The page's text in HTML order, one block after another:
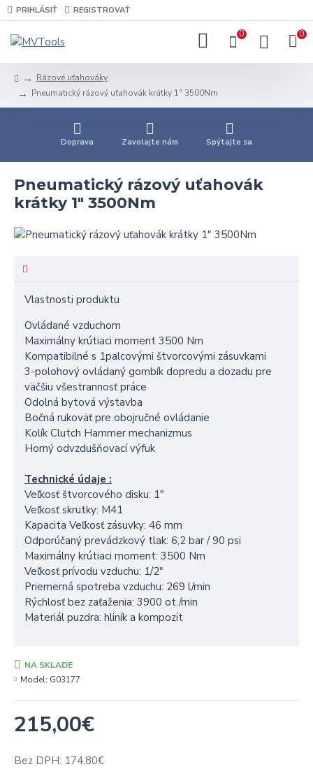
PRIHLÁSIŤ REGISTROVAŤ
0 0
Rázové uťahováky
Pneumatický rázový uťahovák krátky 1" 3500Nm
Doprava Zavolajte nám Spýtajte sa
Pneumatický rázový uťahovák
krátky 1" 3500Nm
Vlastnosti produktu
Ovládané vzduchom
Maximálny krútiaci moment 3500 Nm
Kompatibilné s 1palcovými štvorcovými zásuvkami
3-polohový ovládaný gombík dopredu a dozadu pre
väčšiu všestrannosť práce
Odolná bytová výstavba
Bočná rukoväť pre obojručné ovládanie
Kolík Clutch Hammer mechanizmus
Horný odvzdušňovací výfuk
Technické údaje :
Veľkosť štvorcového disku: 1"
Veľkosť skrutky: M41
Kapacita Veľkosť zásuvky: 46 mm
Odporúčaný prevádzkový tlak: 6,2 bar / 90 psi
Maximálny krútiaci moment: 3500 Nm
Veľkosť prívodu vzduchu: 1/2"
Priemerná spotreba vzduchu: 269 l/min
Rýchlosť bez zaťaženia: 3900 ot./min
Materiál puzdra: hliník a kompozit
215,00€
Bez DPH: 174,80€
NA SKLADE
Model: G03177